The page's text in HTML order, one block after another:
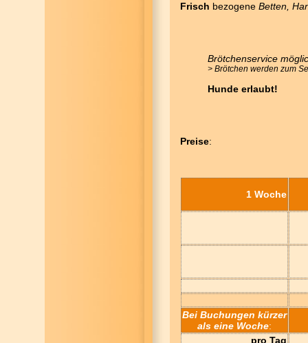
Frisch bezogene Betten,
Brötchenservice
> Brötchen werden zum
Hunde erlaubt!
Preise:
1 Woche
Bei Buchungen kürzer
als eine Woche:
pro Tag